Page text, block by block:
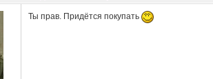
Ты прав. Придётся покупать